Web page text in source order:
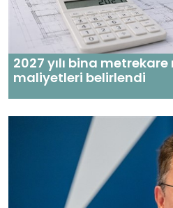
2027 yılı bina
maliyetleri belirlendi